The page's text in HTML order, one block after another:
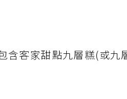
含客家甜點九層糕(或九